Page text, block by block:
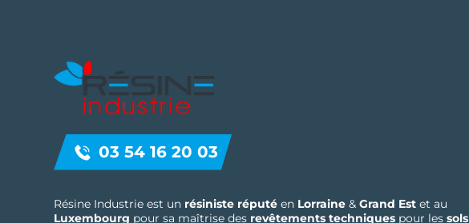
03 54 16 20 03
Résine Industrie est un résiniste réputé en Lorraine & Grand Est et au
Luxembourg pour sa maîtrise des revêtements techniques pour lessols